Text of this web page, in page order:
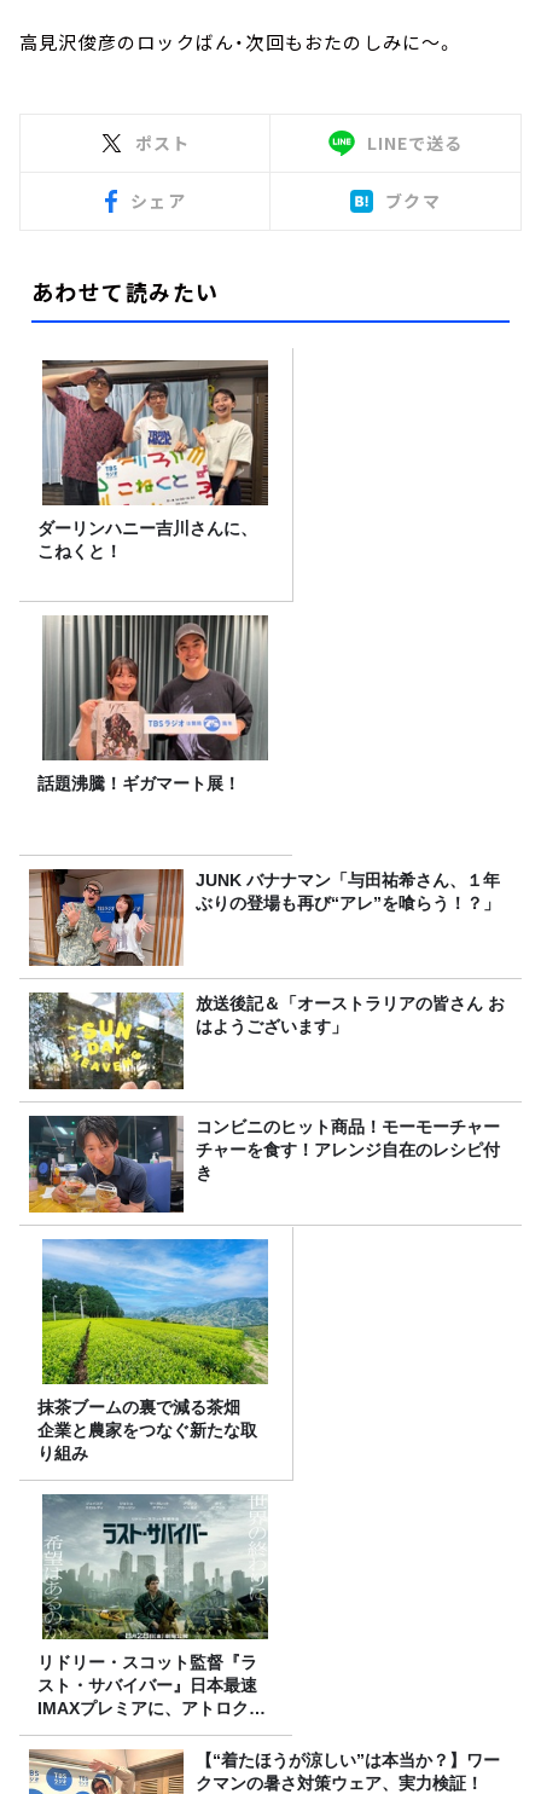
高見沢俊彦のロックばん・次回もおたのしみに～。
ポスト LINEで送る
シェア ブクマ
あわせて読みたい
ダーリンハニー吉川さんに、
こねくと！
話題沸騰！ギガマート展！
JUNK バナナマン「与田祐希さん、１年
ぶりの登場も再び“アレ”を喰らう！？」
放送後記＆「オーストラリアの皆さん お
はようございます」
コンビニのヒット商品！モーモーチャー
チャーを食す！アレンジ自在のレシピ付
き
抹茶ブームの裏で減る茶畑
企業と農家をつなぐ新たな取
り組み
リドリー・スコット監督『ラ
スト・サバイバー』日本最速
IMAXプレミアに、アトロクリ
スナー60名をご招待！
【“着たほうが涼しい”は本当か？】ワー
クマンの暑さ対策ウェア、実力検証！